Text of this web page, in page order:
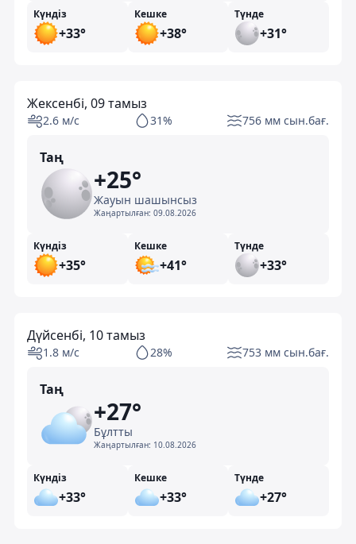
Күндіз
+33°
Кешке
+38°
Түнде
+31°
Жексенбі, 09 тамыз
2.6 м/с 31% 756 мм сын.бағ.
Таң
+25°
Жауын шашынсыз
Жаңартылған: 09.08.2026
Күндіз
+35°
Кешке
+41°
Түнде
+33°
Дүйсенбі, 10 тамыз
1.8 м/с 28% 753 мм сын.бағ.
Таң
+27°
Бұлтты
Жаңартылған: 10.08.2026
Күндіз
+33°
Кешке
+33°
Түнде
+27°